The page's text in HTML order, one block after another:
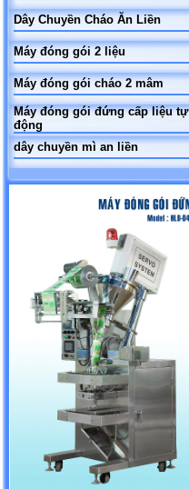
Dây Chuyền Cháo Ăn Liền
Máy đóng gói 2 liệu
Máy đóng gói cháo 2 mâm
Máy đóng gói đứng cấp liệu tự
động
dây chuyền mì an liền